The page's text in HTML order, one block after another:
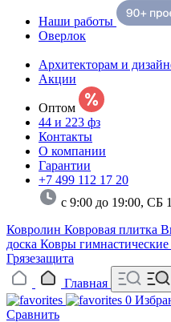
Наши работы
Оверлок
Архитекторам и
Акции
Оптом
44 и 223 фз
Контакты
О компании
Гарантии
+7 499 112 17 20
с 9:00 до 19:00, СБ
Ковролин Ковровая плитка
доска Ковры гимнастические
Грязезащита
Главная
0
Сравнить